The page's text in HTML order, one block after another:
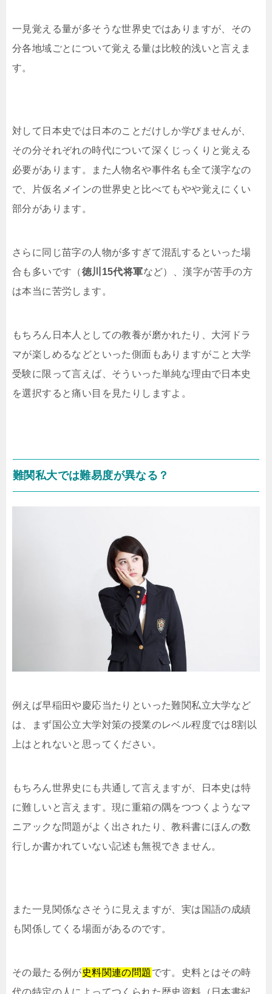
一見覚える量が多そうな世界史ではありますが、その
分各地域ごとについて覚える量は比較的浅いと言えま
す。
対して日本史では日本のことだけしか学びませんが、
その分それぞれの時代について深くじっくりと覚える
必要があります。また人物名や事件名も全て漢字なの
で、片仮名メインの世界史と比べてもやや覚えにくい
部分があります。
さらに同じ苗字の人物が多すぎて混乱するといった場
合も多いです（徳川15代将軍など）、漢字が苦手の方
は本当に苦労します。
もちろん日本人としての教養が磨かれたり、大河ドラ
マが楽しめるなどといった側面もありますがこと大学
受験に限って言えば、そういった単純な理由で日本史
を選択すると痛い目を見たりしますよ。
難関私大では難易度が異なる？
例えば早稲田や慶応当たりといった難関私立大学など
は、まず国公立大学対策の授業のレベル程度では8割以
上はとれないと思ってください。
もちろん世界史にも共通して言えますが、日本史は特
に難しいと言えます。現に重箱の隅をつつくようなマ
ニアックな問題がよく出されたり、教科書にほんの数
行しか書かれていない記述も無視できません。
また一見関係なさそうに見えますが、実は国語の成績
も関係してくる場面があるのです。
その最たる例が史料関連の問題 です。史料とはその時